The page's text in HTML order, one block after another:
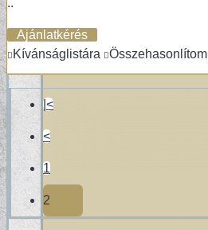
Ajánlatkérés
Kívánságlistára
Összehasonlítom
|<
<
1
2